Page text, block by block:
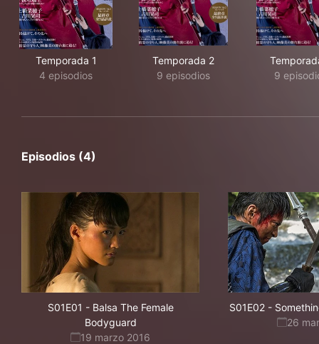
Temporada 1
4 episodios
Temporada 2
9 episodios
9
Episodios (4)
S01E01 - Balsa The Female
Bodyguard
19 marzo 2016
S01E02-
26